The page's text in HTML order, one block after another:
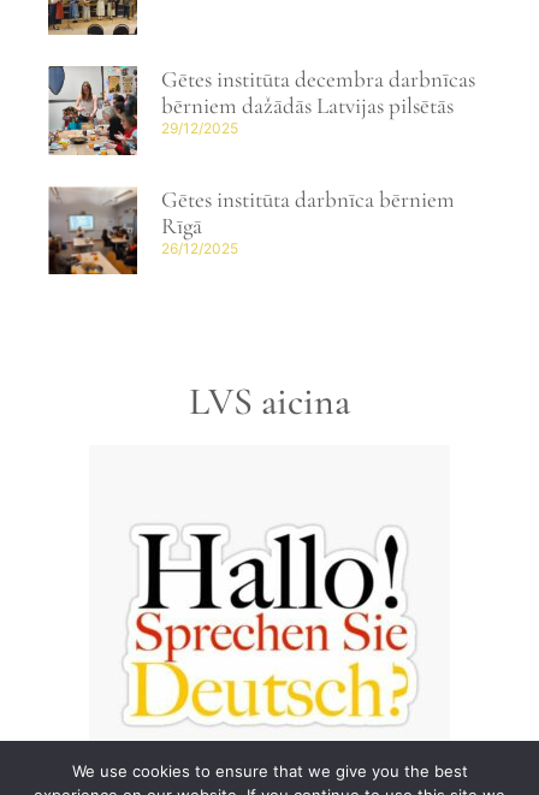
Gētes institūta decembra darbnīcas
bērniem dažādās Latvijas pilsētās
29/12/2025
Gētes institūta darbnīca bērniem
Rīgā
26/12/2025
LVS aicina
We use cookies to ensure that we give you the best